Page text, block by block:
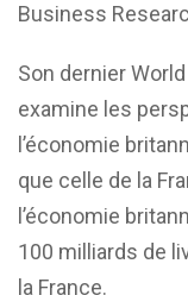
Business
Son dernier
examine les
l’économie
que celle de la
l’économie
100 milliards de
la France.